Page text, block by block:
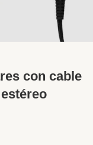
con cable